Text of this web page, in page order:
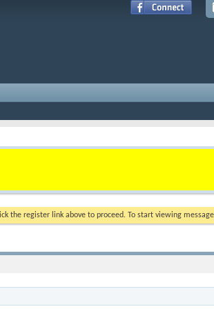
the register link above to proceed. To start viewing